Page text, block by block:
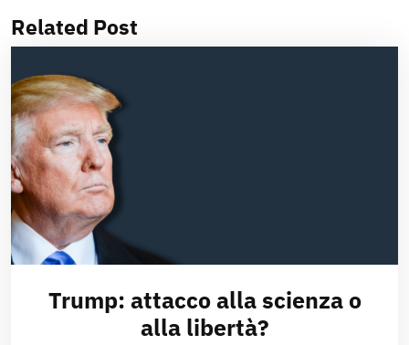
Related Post
Trump: attacco alla scienza o
alla libertà?